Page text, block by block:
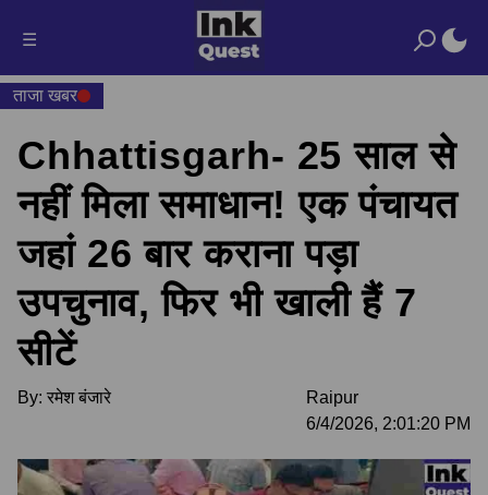
☰
ताजा खबर
Chhattisgarh- 25 साल से
नहीं मिला समाधान! एक पंचायत
जहां 26 बार कराना पड़ा
उपचुनाव, फिर भी खाली हैं 7
सीटें
By: रमेश बंजारे
Raipur
6/4/2026, 2:01:20 PM